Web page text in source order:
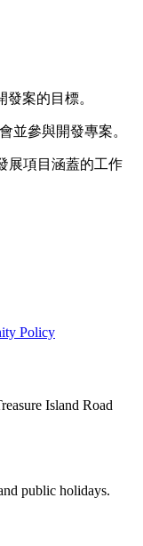
案的目標。
並參與開發專案。
展項目涵蓋的工作
Policy
Island Road
public holidays.